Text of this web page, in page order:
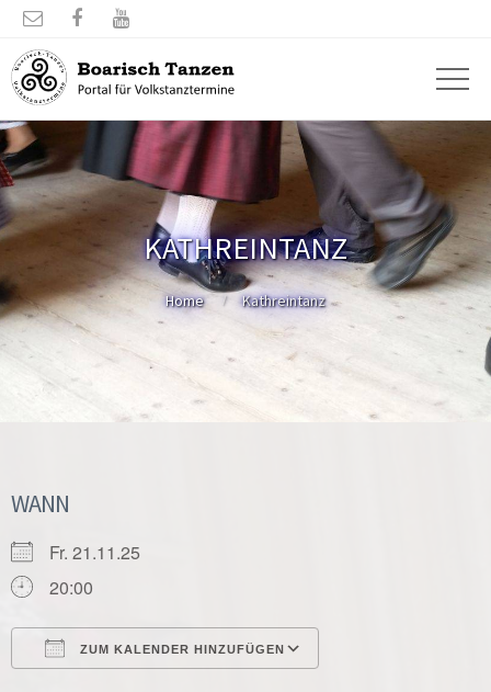
  
KATHREINTANZ
Home Kathreintanz
WANN
Fr. 21.11.25
20:00
ZUM KALENDER HINZUFÜGEN